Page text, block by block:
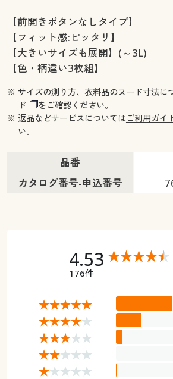
【前開きボタンなしタイプ】
【フィット感:ピッタリ】
【大きいサイズも展開】(～3L)
【色・柄違い3枚組】
※ サイズの測り方、衣料品のヌード寸法に
ド
をご確認ください。
※ 返品などサービスについてはご利用ガイ
い。
品番
カタログ番号-申込番号
4.53
176件